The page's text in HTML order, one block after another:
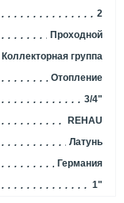
2
Проходной
Коллекторная группа
Отопление
3/4"
REHAU
Латунь
Германия
1"